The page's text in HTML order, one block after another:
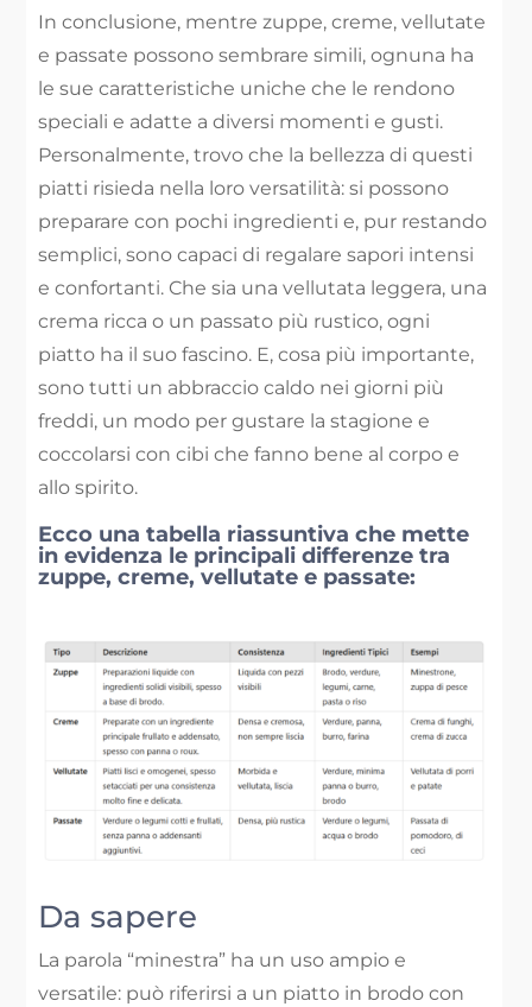
In conclusione, mentre zuppe, creme, vellutate
e passate possono sembrare simili, ognuna ha
le sue caratteristiche uniche che le rendono
speciali e adatte a diversi momenti e gusti.
Personalmente, trovo che la bellezza di questi
piatti risieda nella loro versatilità: si possono
preparare con pochi ingredienti e, pur restando
semplici, sono capaci di regalare sapori intensi
e confortanti. Che sia una vellutata leggera, una
crema ricca o un passato più rustico, ogni
piatto ha il suo fascino. E, cosa più importante,
sono tutti un abbraccio caldo nei giorni più
freddi, un modo per gustare la stagione e
coccolarsi con cibi che fanno bene al corpo e
allo spirito.
Ecco una tabella riassuntiva che mette
in evidenza le principali differenze tra
zuppe, creme, vellutate e passate:
Da sapere
La parola “minestra” ha un uso ampio e
versatile: può riferirsi a un piatto in brodo con